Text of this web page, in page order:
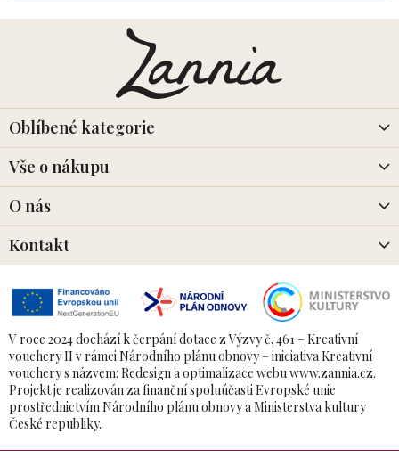
t
Oblíbené kategorie
Vše o nákupu
O nás
Kontakt
V roce 2024 dochází k čerpání dotace z Výzvy č. 461 – Kreativní
vouchery II v rámci Národního plánu obnovy – iniciativa Kreativní
vouchery s názvem: Redesign a optimalizace webu www.zannia.cz.
Projekt je realizován za finanční spoluúčasti Evropské unie
prostřednictvím Národního plánu obnovy a Ministerstva kultury
České republiky.